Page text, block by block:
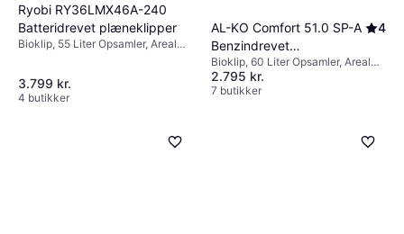
Ryobi RY36LMX46A-240
Batteridrevet plæneklipper
Bioklip, 55 Liter Opsamler, Areal
3.799 kr.
4 butikker
AL-KO Comfort 51.0 SP-A
Benzindrevet
plæneklipper
4
Bioklip, 60 Liter Opsamler, Areal
1800 m², Selvkørende,
Klippebredde (maks) 51 cm
2.795 kr.
7 butikker